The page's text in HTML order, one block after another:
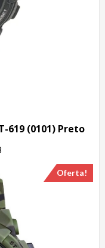
619 (0101) Preto
Oferta!